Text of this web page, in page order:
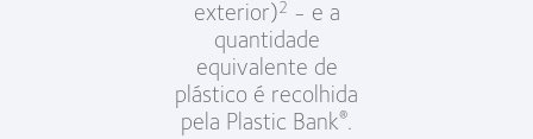
exterior)2 - e a
quantidade
equivalente de
plástico é recolhida
pela Plastic Bank®️.